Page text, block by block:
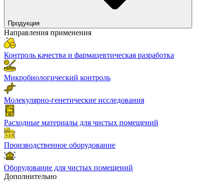
Продукция
Направления применения
Контроль качества и фармацевтическая разработка
Микробиологический контроль
Молекулярно-генетические исследования
Расходные материалы для чистых помещений
Производственное оборудование
Оборудование для чистых помещений
Дополнительно